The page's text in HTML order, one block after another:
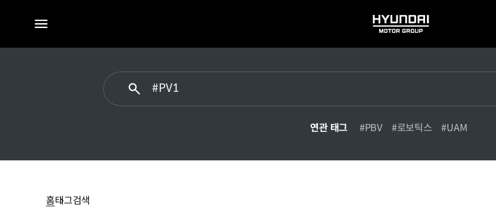
전체
HYUNDAI
MOTOR
연관 태그 #PBV #로보틱스 #UAM
홈태그검색